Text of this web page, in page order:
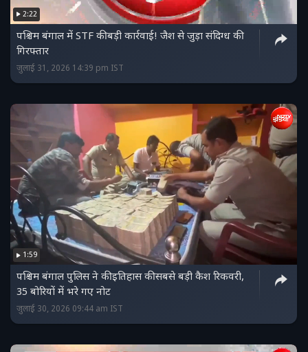
2:22
पश्चिम बंगाल में STF की बड़ी कार्रवाई! जैश से जुड़ा संदिग्ध की
गिरफ्तार
जुलाई 31, 2026 14:39 pm IST
1:59
पश्चिम बंगाल पुलिस ने की इतिहास की सबसे बड़ी कैश रिकवरी,
35 बोरियों में भरे गए नोट
जुलाई 30, 2026 09:44 am IST